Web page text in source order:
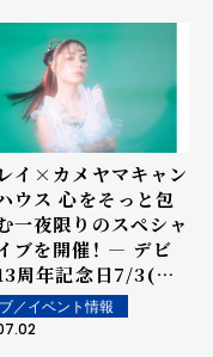
イ×カメヤマキャン
ウス 心をそっと包
一夜限りのスペシャ
ブを開催！ ― デビ
周年記念日7/3(金)
００～ YouTube・
・TikTok同
／イベント情報